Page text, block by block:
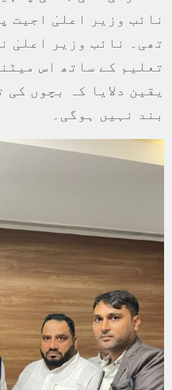
نائب وزیر اعلیٰ اجیت
تھی۔ نائب وزیر اعلیٰ
تعلیم کے ساتھ اس
یقین دلایا کہ بچوں
بند نہیں ہوگی۔